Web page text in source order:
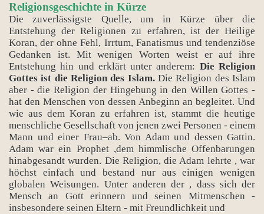
Religionsgeschichte in Kürze
Die zuverlässigste Quelle, um in Kürze über die
Entstehung der Religionen zu erfahren, ist der Heilige
Koran, der ohne Fehl, Irrtum, Fanatismus und tendenziöse
Gedanken ist. Mit wenigen Worten weist er auf ihre
Entstehung hin und erklärt unter anderem: Die Religion
Gottes ist die Religion des Islam. Die Religion des Islam
aber - die Religion der Hingebung in den Willen Gottes -
hat den Menschen von dessen Anbeginn an begleitet. Und
wie aus dem Koran zu erfahren ist, stammt die heutige
menschliche Gesellschaft von jenen zwei Personen - einem
Mann und einer Frau–ab. Von Adam und dessen Gattin.
Adam war ein Prophet ,dem himmlische Offenbarungen
hinabgesandt wurden. Die Religion, die Adam lehrte , war
höchst einfach und bestand nur aus einigen wenigen
globalen Weisungen. Unter anderen der , dass sich der
Mensch an Gott erinnern und seinen Mitmenschen -
insbesondere seinen Eltern - mit Freundlichkeit und